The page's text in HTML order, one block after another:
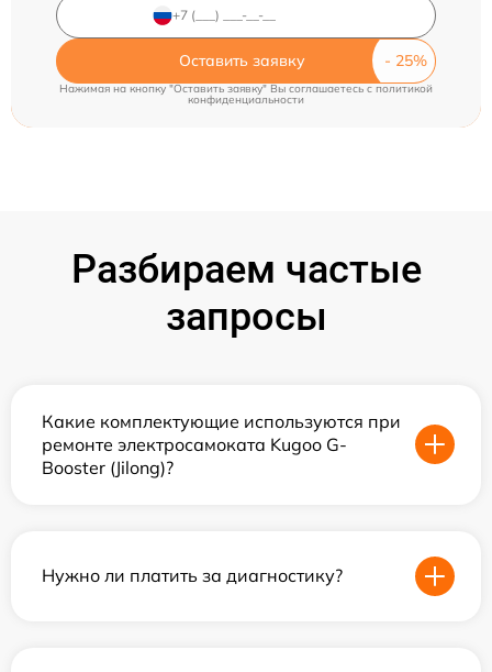
Оставить заявку
Нажимая на кнопку "Оставить заявку" Вы соглашаетесь cполитикой
конфиденциальности
Разбираем частые
запросы
Какие комплектующие используются при
ремонте электросамоката Kugoo G-
Booster (Jilong)?
Нужно ли платить за диагностику?